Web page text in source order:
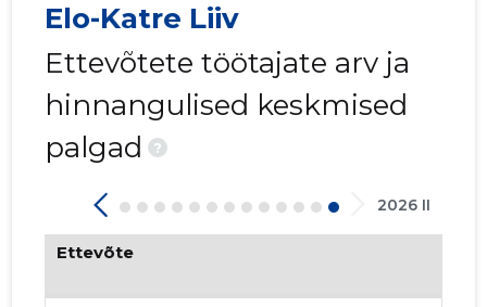
Elo-Katre Liiv
Ettevõtete töötajate arv ja
hinnangulised keskmised
palgad
?
2026 II
Ettevõte